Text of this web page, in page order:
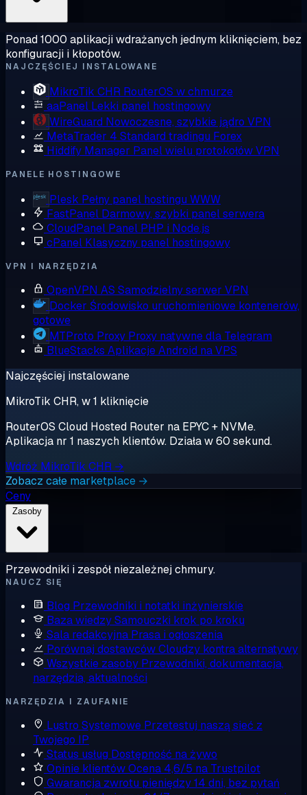
Ponad 1000 aplikacji wdrażanych jednym kliknięciem, bez
konfiguracji i kłopotów.
NAJCZĘŚCIEJ INSTALOWANE
MikroTik CHR RouterOS w chmurze
aaPanel Lekki panel hostingowy
WireGuard Nowoczesne, szybkie jądro VPN
MetaTrader 4 Standard tradingu Forex
Hiddify Manager Panel wielu protokołów VPN
PANELE HOSTINGOWE
Plesk Pełny panel hostingu WWW
FastPanel Darmowy, szybki panel serwera
CloudPanel Panel PHP i Node.js
cPanel Klasyczny panel hostingowy
VPN I NARZĘDZIA
OpenVPN AS Samodzielny serwer VPN
Docker Środowisko uruchomieniowe kontenerów,
gotowe
MTProto Proxy Proxy natywne dla Telegram
BlueStacks Aplikacje Android na VPS
Najczęściej instalowane
MikroTik CHR, w 1 kliknięcie
RouterOS Cloud Hosted Router na EPYC + NVMe.
Aplikacja nr 1 naszych klientów. Działa w 60 sekund.
Wdróż MikroTik CHR →
Zobacz całe marketplace →
Ceny
Przewodniki i zespół niezależnej chmury.
NAUCZ SIĘ
Blog Przewodniki i notatki inżynierskie
Baza wiedzySamouczki krok po kroku
Sala redakcyjna Prasa i ogłoszenia
Porównaj dostawcówCloudzy kontra alternatywy
Wszystkie zasoby Przewodniki, dokumentacja,
narzędzia, aktualności
NARZĘDZIA I ZAUFANIE
Lustro Systemowe Przetestuj naszą sieć z
Twojego IP
Status usług Dostępność na żywo
Opinie klientówOcena 4,6/5 na Trustpilot
Gwarancja zwrotu pieniędzy14 dni, bez pytań